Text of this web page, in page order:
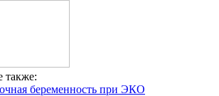
также:
беременность при ЭКО